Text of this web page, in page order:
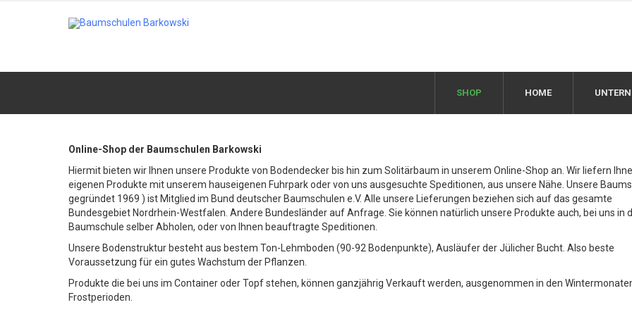
SHOP HOME
Online-Shop der Baumschulen Barkowski
Hiermit bieten wir Ihnen unsere Produkte von Bodendecker bis hin zum Solitärbaum in unserem Online-Shop an. Wir liefern
eigenen Produkte mit unserem hauseigenen Fuhrpark oder von uns ausgesuchte Speditionen, aus unsere Nähe. Unsere
gegründet 1969 ) ist Mitglied im Bund deutscher Baumschulen e.V. Alle unsere Lieferungen beziehen sich auf das gesamte
Bundesgebiet Nordrhein-Westfalen. Andere Bundesländer auf Anfrage. Sie können natürlich unsere Produkte auch, bei uns in
Baumschule selber Abholen, oder von Ihnen beauftragte Speditionen.
Unsere Bodenstruktur besteht aus bestem Ton-Lehmboden (90-92 Bodenpunkte), Ausläufer der Jülicher Bucht. Also beste
Voraussetzung für ein gutes Wachstum der Pflanzen.
Produkte die bei uns im Container oder Topf stehen, können ganzjährig Verkauft werden, ausgenommen in den
Frostperioden.